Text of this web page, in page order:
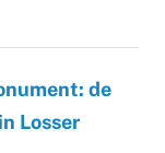
de
Losser